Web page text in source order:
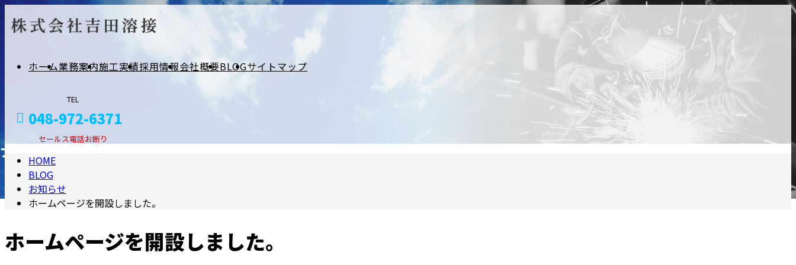
ホーム業務案内施工実績採用情報会社概要BLOGサイトマップ
TEL
048-972-6371
セールス電話お断り
お問い合わせ
BLOG
ブログ
HOME
BLOG
お知らせ
ホームページを開設しました。
ホームページを開設しました。